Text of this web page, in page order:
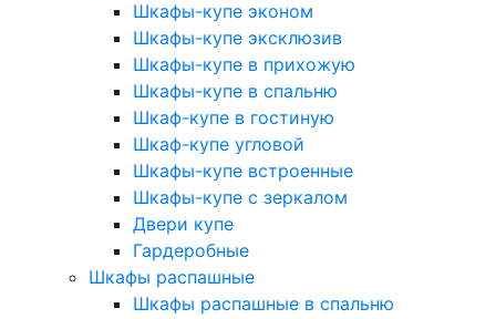
Шкафы-купе эконом
Шкафы-купе эксклюзив
Шкафы-купе в прихожую
Шкафы-купе в спальню
Шкаф-купе в гостиную
Шкаф-купе угловой
Шкафы-купе встроенные
Шкафы-купе с зеркалом
Двери купе
Гардеробные
Шкафы распашные
Шкафы распашные в спальню